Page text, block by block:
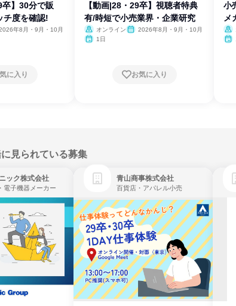
】30分で販
チ度を確認!
年8月・9月・10月
に入り
【動画|28・29卒】視聴者特典
有/時短で小売業界・企業研究
オンライン
2026年8月・9月・10月
1日
お気に入り
小
メ
見られている募集
ック株式会社
電子機器メーカー
青山商事株式会社
百貨店・アパレル小売